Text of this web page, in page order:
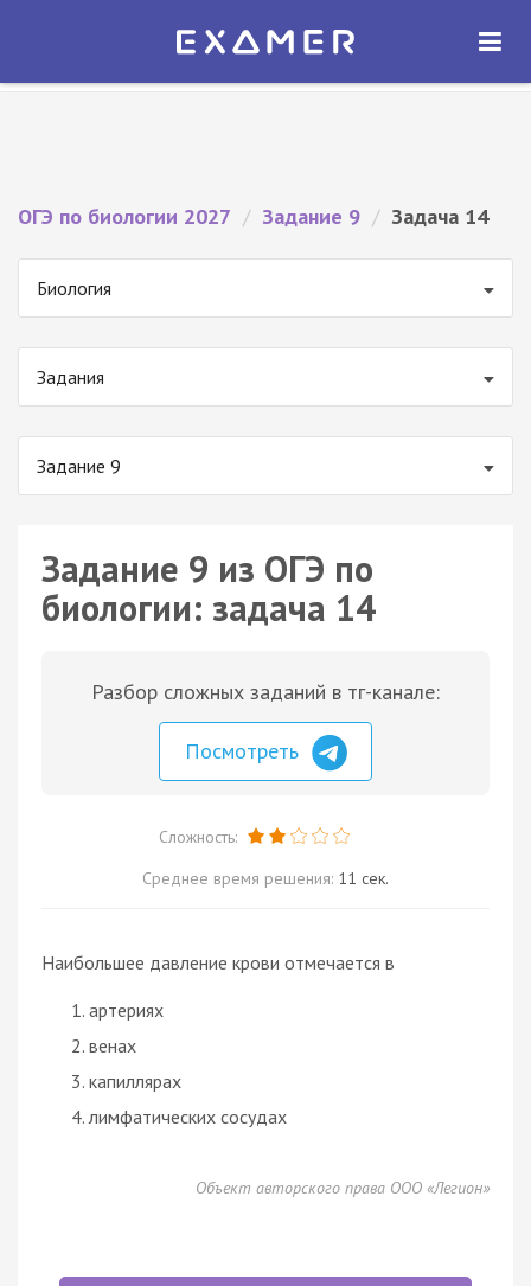
Экзамер — ЕГЭ 2027
ОТКРЫТЬ
ОГЭ по биологии 2027 / Задание 9 / Задача 14
Биология
Задания
Задание 9
Задание 9 из ОГЭ по
биологии: задача 14
Разбор сложных заданий в тг-канале:
Посмотреть
Сложность:
Среднее время решения: 11 сек.
Наибольшее давление крови отмечается в
артериях
венах
капиллярах
лимфатических сосудах
Объект авторского права ООО «Легион»